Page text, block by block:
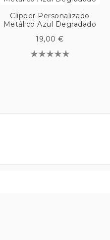
Clipper Personalizado
Metálico Azul Degradado
19,00 €